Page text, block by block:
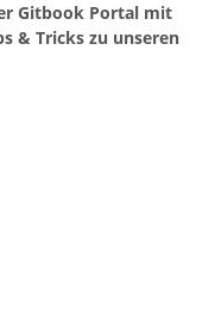
Gitbook Portal mit
& Tricks zu unseren